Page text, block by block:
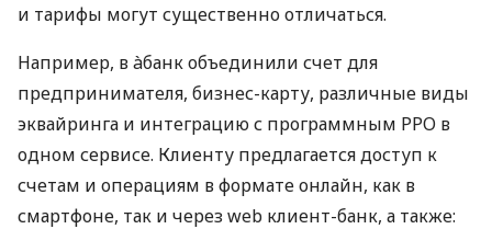
и тарифы могут существенно отличаться.
Например, в àбанк объединили счет для
предпринимателя, бизнес-карту, различные виды
эквайринга и интеграцию с программным РРО в
одном сервисе. Клиенту предлагается доступ к
счетам и операциям в формате онлайн, как в
смартфоне, так и через web клиент-банк, а также: